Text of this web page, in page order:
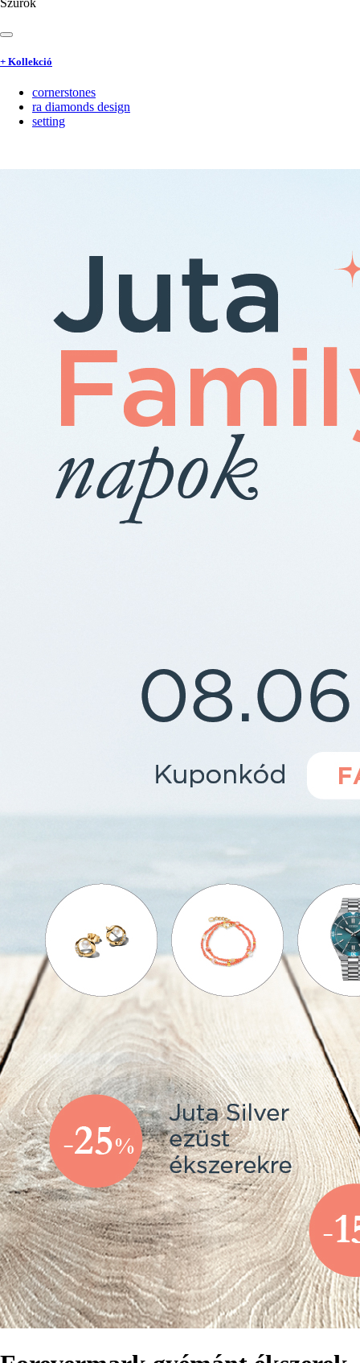
Szűrők
+ Kollekció
cornerstones
ra diamonds design
setting